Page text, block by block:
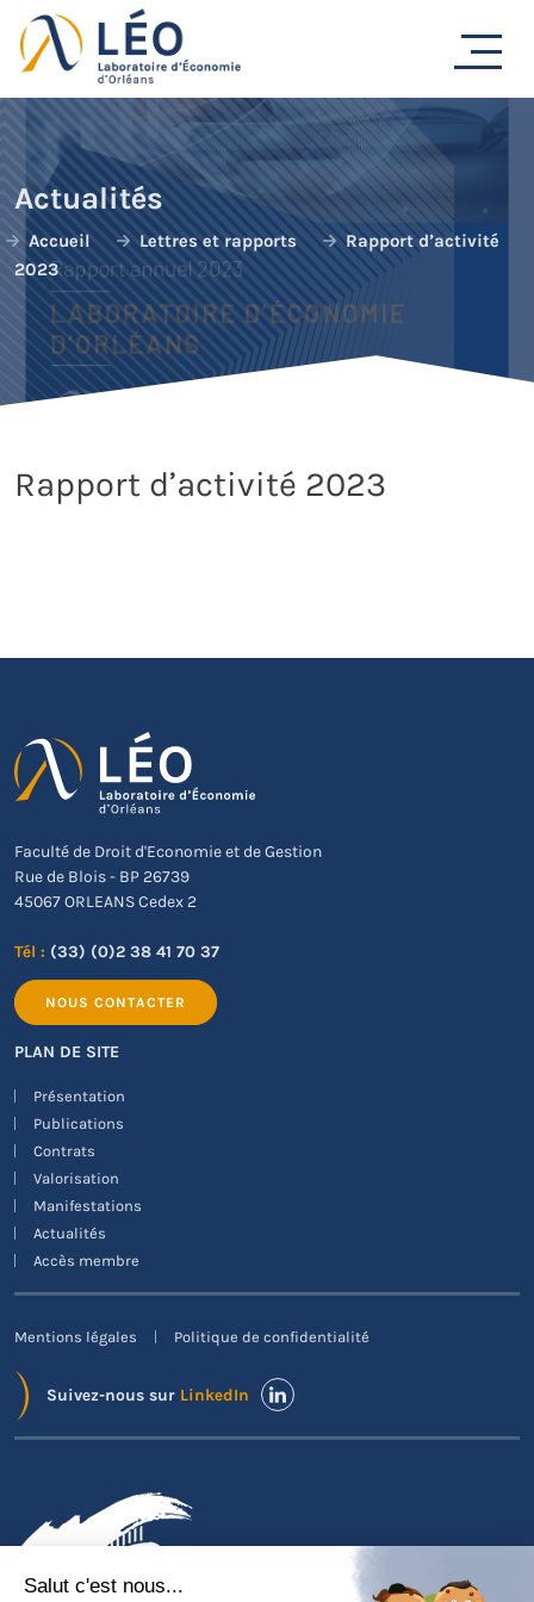
Passer
au
contenu
Actualités
Accueil Lettres et rapports
Rapport d’activité
2023
Rapport d’activité 2023
Faculté de Droit d'Economie et de Gestion
Rue de Blois - BP 26739
45067 ORLEANS Cedex 2
Tél : (33) (0)2 38 41 70 37
NOUS CONTACTER
PLAN DE SITE
Présentation
Publications
Contrats
Valorisation
Manifestations
Actualités
Accès membre
Mentions légales Politique de confidentialité
Suivez-nous sur LinkedIn